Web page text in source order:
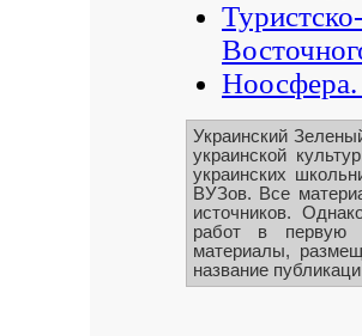
Ноосфера.
Украинский
украинской
украинских
ВУЗов. Все
источников.
работ в первую
материалы,
название